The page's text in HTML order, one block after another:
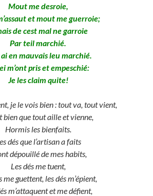
Mout me desroie,
et mout me guerroie;
de cest mal ne garroie
Par teil marchié.
ai en mauvais leu marchié.
m’ont pris et empeschié:
Je les claim quite!
je le vois bien : tout va, tout vient,
bien que tout aille et vienne,
Hormis les bienfaits.
dés que l’artisan a faits
dépouillé de mes habits,
Les dés me tuent,
me guettent, les dés m’épient,
m’attaquent et me défient,